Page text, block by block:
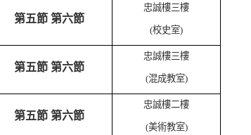
第五節 第六節
忠誠樓三樓
(校史室)
第五節 第六節
忠誠樓三樓
(混成教室)
第五節 第六節
忠誠樓二樓
(美術教室)